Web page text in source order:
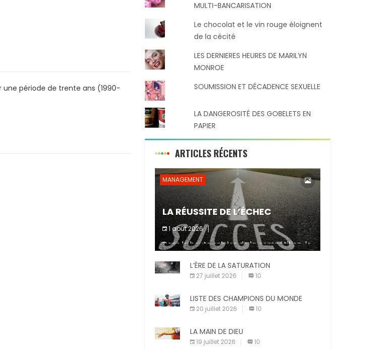
une période de trente ans (1990-
MULTI-BANCARISATION
Le chocolat et le vin rouge éloignent
de la cécité
LES DERNIERES HEURES DE MARILYN
MONROE
SOUMISSION ET DÉCADENCE SEXUELLE
LA DANGEROSITÉ DES GOBELETS EN
PAPIER
ARTICLES RÉCENTS
MANAGEMENT
LA RÉUSSITE DE L’ÉCHEC
1 août 2026
Dans la haute sphère de la compétition, le
fait de ne pas atteindre un objectif est un
signe d’incompétence et une source de
sanctions diverses (avertissement, […]
L’ÈRE DE LA SATURATION
27 juillet 2026 10
LISTE DES CHAMPIONS DU MONDE
20 juillet 2026 10
LA MAIN DE DIEU
19 juillet 2026 10